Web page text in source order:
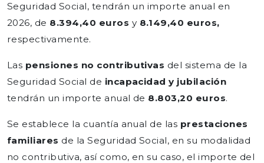
Seguridad Social, tendrán un importe anual en
2026, de 8.394,40 euros y 8.149,40 euros,
respectivamente.
Las pensiones no contributivas del sistema de la
Seguridad Social de incapacidad y jubilación
tendrán un importe anual de 8.803,20 euros.
Se establece la cuantía anual de las prestaciones
familiares de la Seguridad Social, en su modalidad
no contributiva, así como, en su caso, el importe del